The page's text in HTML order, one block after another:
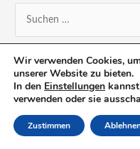
u
c
h
e
n
n
Wir verwenden Cookies,
unserer Website zu bieten.
In den Einstellungen
verwenden oder sie
Zustimmen